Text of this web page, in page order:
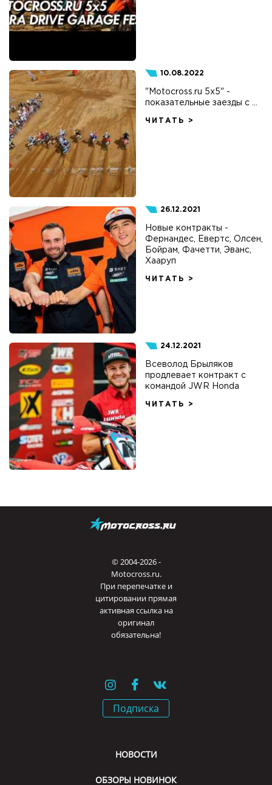
10.08.2022
"Motocross.ru 5x5" -
показательные заезды с ...
ЧИТАТЬ >
26.12.2021
Новые контракты -
Фернандес, Евертс, Олсен,
Бойрам, Фачетти, Эванс,
Хааруп
ЧИТАТЬ >
24.12.2021
Всеволод Брыляков
продлевает контракт с
командой JWR Honda
ЧИТАТЬ >
© 2004-2026 -
Motocross.ru.
При перепечатке и
цитировании прямая
активная ссылка на
оригинал
обязательна!
Подписка
НОВОСТИ
ОБЗОРЫ НОВИНОК